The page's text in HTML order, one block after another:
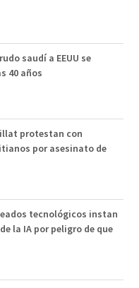
saudí a EEUU se
40 años
protestan con
por asesinato de
tecnológicos instan
la IA por peligro de que